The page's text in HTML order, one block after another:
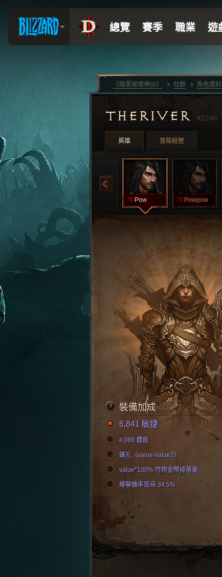
THERIVER #1246
英雄 冒險經歷
70 Pow 70 Powpow
裝備加成
6,841 敏捷
4,088 體能
鑲孔（value-value2）
value*100% 怪物金幣掉落量
爆擊機率提高 34.5%
《暗黑破壞神III》 社群 角色資料